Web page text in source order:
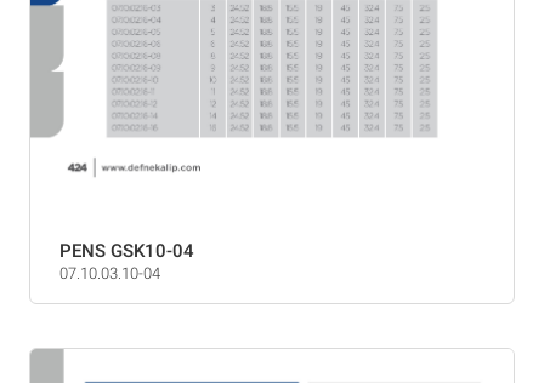
PENS GSK10-04
07.10.03.10-04